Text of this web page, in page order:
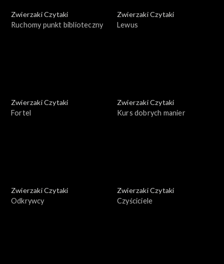
Zwierzaki Czytaki
Ruchomy punkt biblioteczny
Zwierzaki Czytaki
Lewus
Zwierzaki Czytaki
Fortel
Zwierzaki Czytaki
Kurs dobrych manier
Zwierzaki Czytaki
Odkrywcy
Zwierzaki Czytaki
Czyściciele